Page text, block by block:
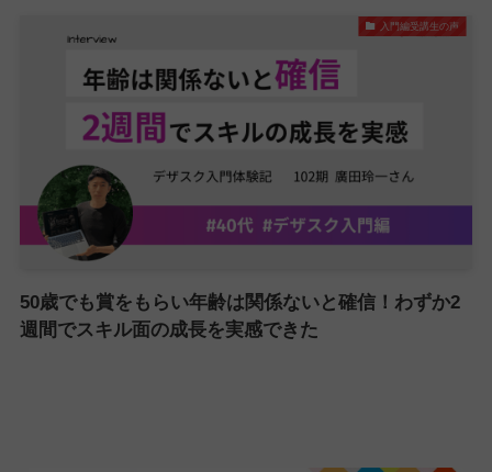
入門編受講生の声
50歳でも賞をもらい年齢は関係ないと確信！わずか2
週間でスキル面の成長を実感できた